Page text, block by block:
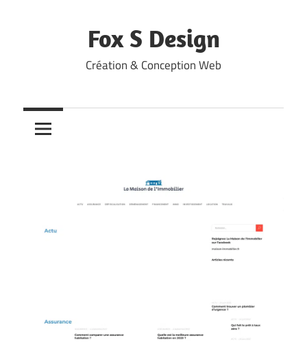
Fox S Design
Création & Conception Web